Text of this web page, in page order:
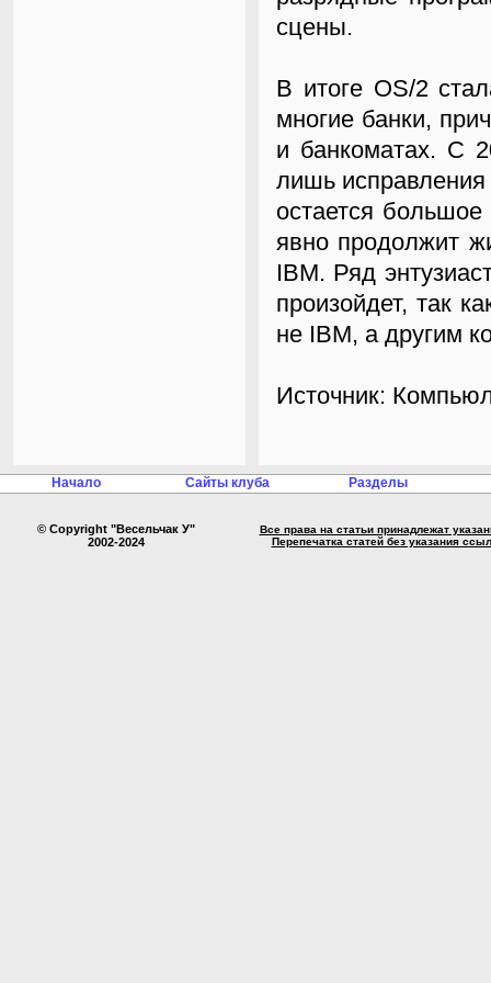
сцены.
В итоге OS/2
многие банки,
и банкоматах. С
лишь
остается
явно продолжит
IBM. Ряд
произойдет, так
не IBM, а другим
Источник:
Начало Сайты клуба Разделы
© Copyright "Весельчак У"
2002-2024
Все права на статьи принадлежат
Перепечатка статей без указания